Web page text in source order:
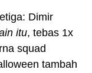
Dimir
itu, tebas 1x
squad
tambah